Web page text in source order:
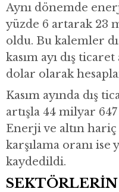
Aynı dönemde
yüzde 6 artarak 23
oldu. Bu kalemler
kasım ayı dış
dolar olarak
Kasım ayında dış
artışla 44 milyar
Enerji ve altın
karşılama oranı ise
kaydedildi.